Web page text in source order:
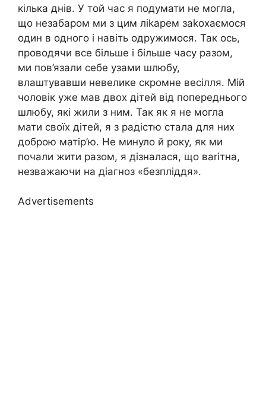
кілька днів. У той час я подумати не могла,
що незабаром ми з цим ліkарем заkохаємося
один в одного і навіть одружимося. Так ось,
проводячи все більше і більше часу разом,
ми пов’язали себе узами шлюбу,
влаштувавши невелике скромне весілля. Мій
чоловік уже мав двох дітей від попереднього
шлюбу, які жили з ним. Так як я не могла
мати своїх дітей, я з радістю стала для них
доброю матір’ю. Не минуло й року, як ми
почали жити разом, я дізналася, що ваrітна,
незважаючи на діагноз «безпліддя».
Advertisements